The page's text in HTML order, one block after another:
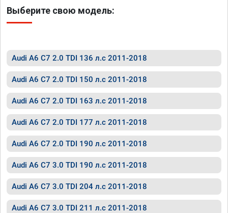
Выберите свою модель:
Audi A6 C7 2.0 TDI 136 л.с 2011-2018
Audi A6 C7 2.0 TDI 150 л.с 2011-2018
Audi A6 C7 2.0 TDI 163 л.с 2011-2018
Audi A6 C7 2.0 TDI 177 л.с 2011-2018
Audi A6 C7 2.0 TDI 190 л.с 2011-2018
Audi A6 C7 3.0 TDI 190 л.с 2011-2018
Audi A6 C7 3.0 TDI 204 л.с 2011-2018
Audi A6 C7 3.0 TDI 211 л.с 2011-2018